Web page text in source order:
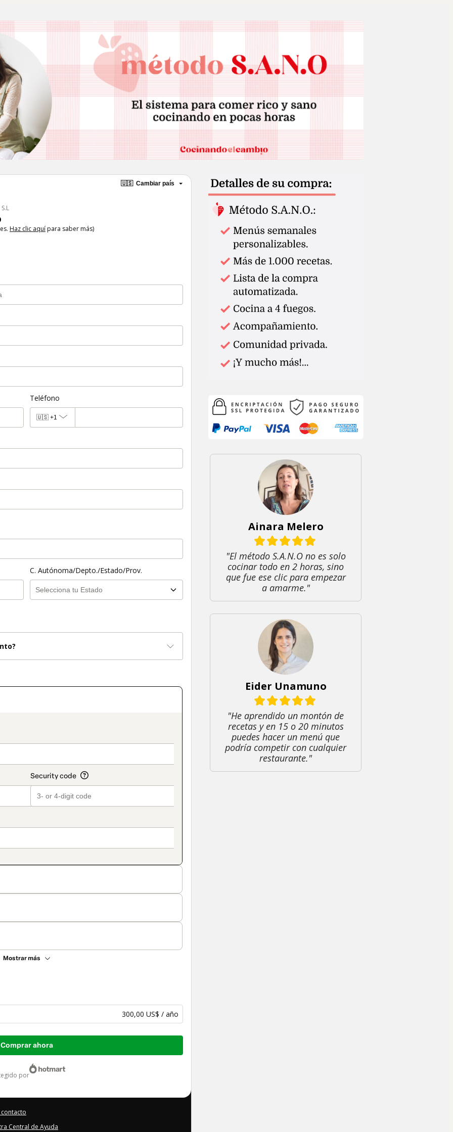
🇺🇸 Cambiar país
Haz clic aquí para saber más)
Teléfono
🇺🇸 +1
C. Autónoma/Depto./Estado/Prov.
Mostrar más
300,00 US$ / año
Comprar ahora
por
Central de Ayuda
Ainara Melero
"El método S.A.N.O no es solo
cocinar todo en 2 horas, sino
que fue ese clic para empezar
a amarme."
Eider Unamuno
"He aprendido un montón de
recetas y en 15 o 20 minutos
puedes hacer un menú que
podría competir con cualquier
restaurante."